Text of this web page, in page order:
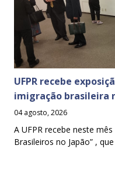
UFPR recebe
imigração brasileira
04 agosto, 2026
A UFPR recebe neste
Brasileiros no Japão” ,